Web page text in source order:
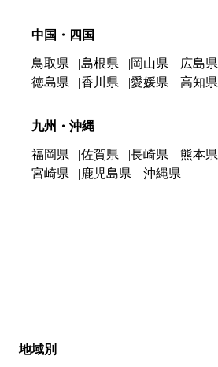
中国・四国
鳥取県 島根県 岡山県 広島県
徳島県
香川県 愛媛県 高知県
九州・沖縄
福岡県 佐賀県 長崎県 熊本県
宮崎県
鹿児島県 沖縄県
地域別